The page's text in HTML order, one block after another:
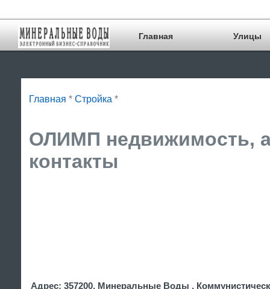
Главная Улицы
Главная * Стройка *
ОЛИМП недвижимость,
контакты
Адрес: 357200, Минеральные Воды ,